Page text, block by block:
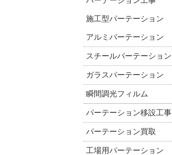
施工型パーテーション
アルミパーテーション
スチールパーテーション
ガラスパーテーション
瞬間調光フィルム
パーテーション移設工事
パーテーション買取
工場用パーテーション